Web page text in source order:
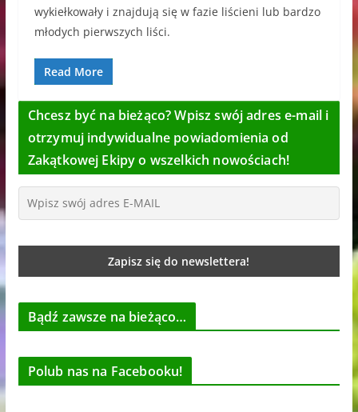
wykiełkowały i znajdują się w fazie liścieni lub bardzo
młodych pierwszych liści.
Read More
Chcesz być na bieżąco? Wpisz swój adres e-mail i
otrzymuj indywidualne powiadomienia od
Zakątkowej Ekipy o wszelkich nowościach!
Bądź zawsze na bieżąco…
Polub nas na Facebooku!